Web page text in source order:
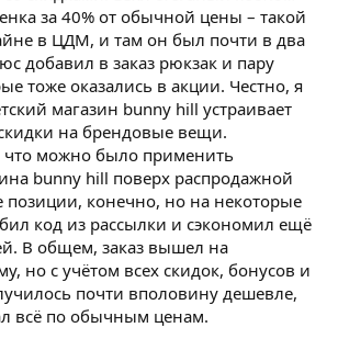
за 40% от обычной цены – такой
в ЦДМ, и там он был почти в два
добавил в заказ рюкзак и пару
тоже оказались в акции. Честно, я
магазин bunny hill устраивает
на брендовые вещи.
можно было применить
bunny hill поверх распродажной
позиции, конечно, но на некоторые
код из рассылки и сэкономил ещё
В общем, заказ вышел на
но с учётом всех скидок, бонусов и
почти вполовину дешевле,
всё по обычным ценам.